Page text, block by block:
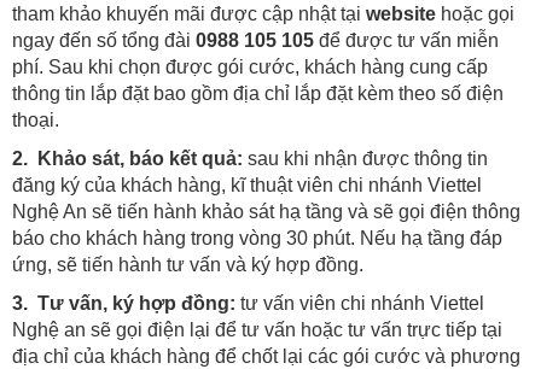
tham khảo khuyến mãi được cập nhật tại website hoặc gọi
ngay đến số tổng đài 0988 105 105 để được tư vấn miễn
phí. Sau khi chọn được gói cước, khách hàng cung cấp
thông tin lắp đặt bao gồm địa chỉ lắp đặt kèm theo số điện
thoại.
2. Khảo sát, báo kết quả: sau khi nhận được thông tin
đăng ký của khách hàng, kĩ thuật viên chi nhánh Viettel
Nghệ An sẽ tiến hành khảo sát hạ tầng và sẽ gọi điện thông
báo cho khách hàng trong vòng 30 phút. Nếu hạ tầng đáp
ứng, sẽ tiến hành tư vấn và ký hợp đồng.
3. Tư vấn, ký hợp đồng: tư vấn viên chi nhánh Viettel
Nghệ an sẽ gọi điện lại để tư vấn hoặc tư vấn trực tiếp tại
địa chỉ của khách hàng để chốt lại các gói cước và phương